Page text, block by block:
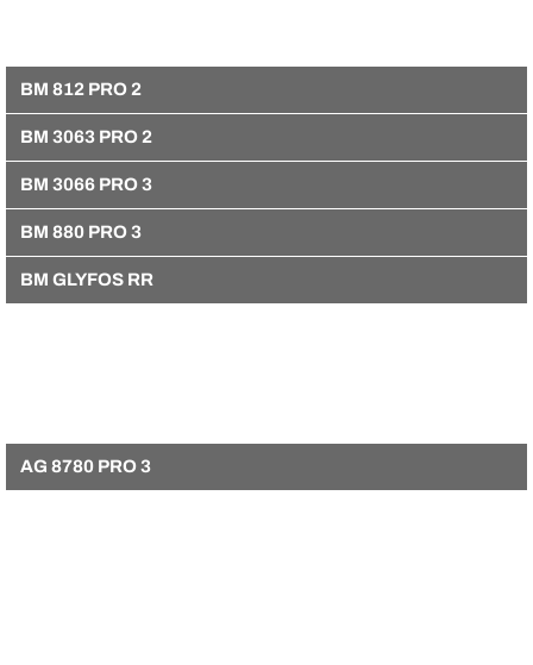
BM 812 PRO 2
BM 3063 PRO 2
BM 3066 PRO 3
BM 880 PRO 3
BM GLYFOS RR
AG 8780 PRO 3